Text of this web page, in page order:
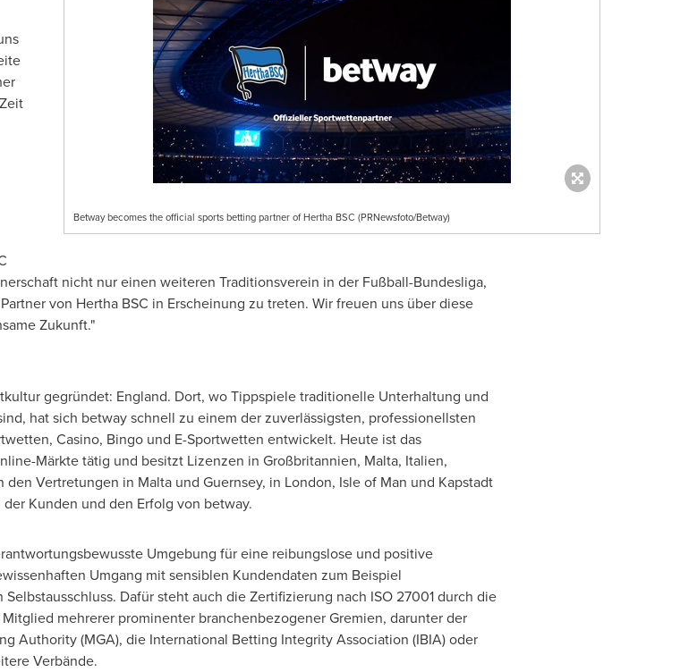
Betway becomes the official sports betting partner of Hertha BSC (PRNewsfoto/Betway)
nicht nur einen weiteren Traditionsverein in der Fußball-Bundesliga,
von Hertha BSC in Erscheinung zu treten. Wir freuen uns über diese
Zukunft."
gegründet: England. Dort, wo Tippspiele traditionelle Unterhaltung und
hat sich betway schnell zu einem der zuverlässigsten, professionellsten
Casino, Bingo und E-Sportwetten entwickelt. Heute ist das
Märkte tätig und besitzt Lizenzen in Großbritannien, Malta, Italien,
den Vertretungen in Maltaund Guernsey, in London, Isle of Man und Kapstadt
Kunden und den Erfolg von betway.
Umgebung für eine reibungslose und positive
Umgang mit sensiblen Kundendaten zum Beispiel
Dafür steht auch die Zertifizierung nach ISO 27001 durch die
mehrerer prominenter branchenbezogener Gremien, darunter der
Authority (MGA), die International Betting Integrity Association (IBIA) oder
Verbände.